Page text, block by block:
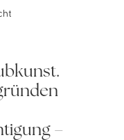
–